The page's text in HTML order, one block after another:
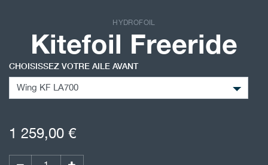
HYDROFOIL
Kitefoil Freeride
CHOISISSEZ VOTRE AILE AVANT
1 259,00 €